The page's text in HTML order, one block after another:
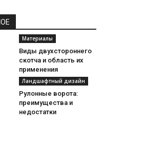
Материалы
Виды двухстороннего
скотча и область их
применения
Ландшафтный дизайн
Рулонные ворота:
преимущества и
недостатки